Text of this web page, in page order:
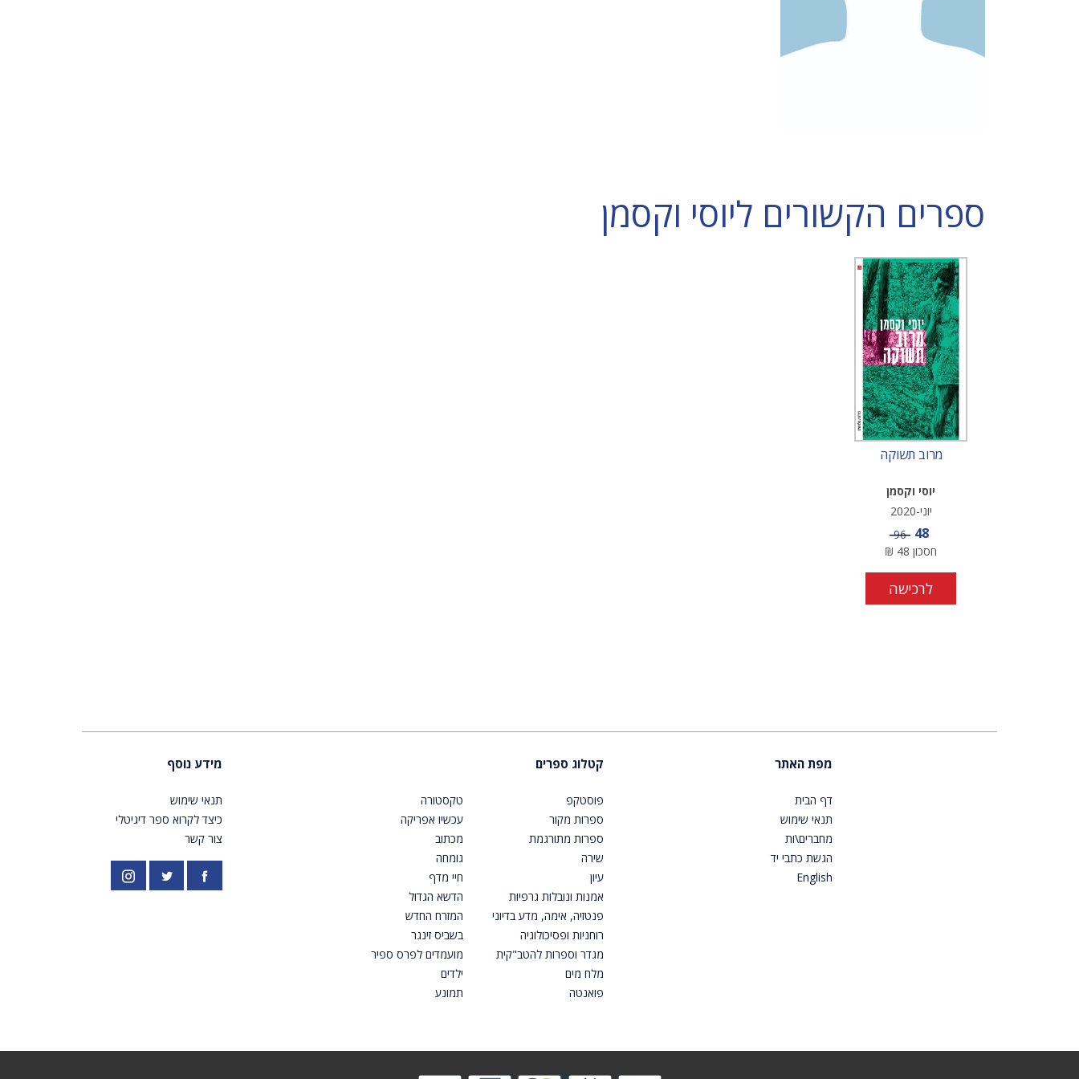
ספרים הקשורים ליוסי וקסמן
מרוב תשוקה
יוסי וקסמן
יוני-2020
מחיר מבצע
48 מחיר
96
חסכון 48
₪
לרכישה
מפת האתר
דף הבית
תנאי שימוש
מחברים\ות
הגשת כתבי יד
English
קטלוג ספרים
פוסטקפ
ספרות מקור
ספרות מתורגמת
שירה
עיון
אמנות ונובלות גרפיות
פנטזיה, אימה, מדע בדיוני
רוחניות ופסיכולוגיה
מגדר וספרות להטב"קית
מלח מים
פואנטה
טקסטורה
עכשיו אפריקה
מכתוב
גומחה
חיי מדף
הדשא הגדול
המזרח החדש
בשביס זינגר
מועמדים לפרס ספיר
ילדים
תמונע
מידע נוסף
תנאי שימוש
כיצד לקרוא ספר דיגיטלי
צור קשר
פייסבוק PardesPublish
אינסטגרם